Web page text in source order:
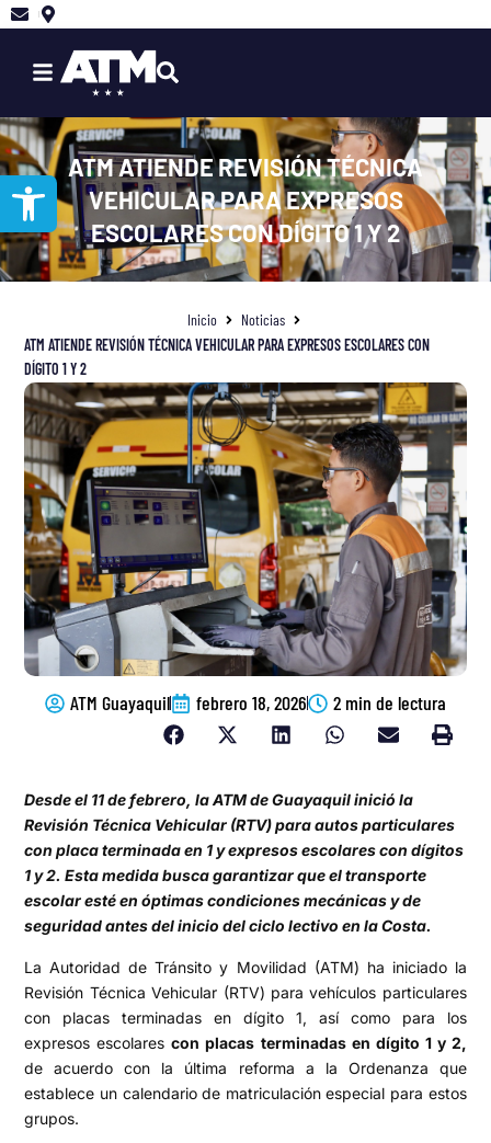
contenido
ATM ATIENDE REVISIÓN TÉCNICA
VEHICULAR PARA EXPRESOS
ESCOLARES CON DÍGITO 1 Y 2
Inicio
Noticias
ATM ATIENDE REVISIÓN TÉCNICA VEHICULAR PARA EXPRESOS ESCOLARES CON
DÍGITO 1 Y 2
ATM Guayaquil febrero 18, 2026 2 min de lectura
Desde el 11 de febrero, la ATM de Guayaquil inició la
Revisión Técnica Vehicular (RTV) para autos particulares
con placa terminada en 1 y expresos escolares con dígitos
1 y 2. Esta medida busca garantizar que el transporte
escolar esté en óptimas condiciones mecánicas y de
seguridad antes del inicio del ciclo lectivo en la Costa.
La Autoridad de Tránsito y Movilidad (ATM) ha iniciado la
Revisión Técnica Vehicular (RTV) para vehículos particulares
con placas terminadas en dígito 1, así como para los
expresos escolarescon placas terminadas en dígito 1 y 2,
de acuerdo con la última reforma a la Ordenanza que
establece un calendario de matriculación especial para estos
grupos.
Abrir barra de herramientas